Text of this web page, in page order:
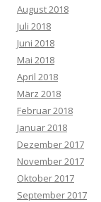
August 2018
Juli 2018
Juni 2018
Mai 2018
April 2018
März 2018
Februar 2018
Januar 2018
Dezember 2017
November 2017
Oktober 2017
September 2017